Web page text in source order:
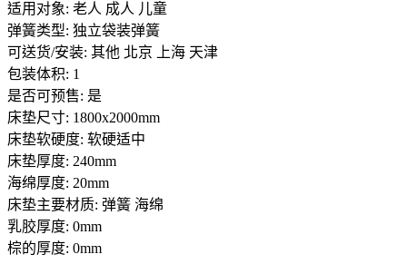
适用对象: 老人 成人 儿童
弹簧类型: 独立袋装弹簧
可送货/安装: 其他 北京 上海 天津
包装体积: 1
是否可预售: 是
床垫尺寸: 1800x2000mm
床垫软硬度: 软硬适中
床垫厚度: 240mm
海绵厚度: 20mm
床垫主要材质: 弹簧 海绵
乳胶厚度: 0mm
棕的厚度: 0mm